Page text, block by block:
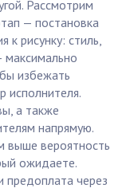
Рассмотрим
— постановка
к рисунку: стиль,
избежать
исполнителя.
а также
напрямую.
выше вероятность
ожидаете.
предоплата через